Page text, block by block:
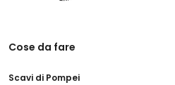
Cose da fare
Scavi di Pompei